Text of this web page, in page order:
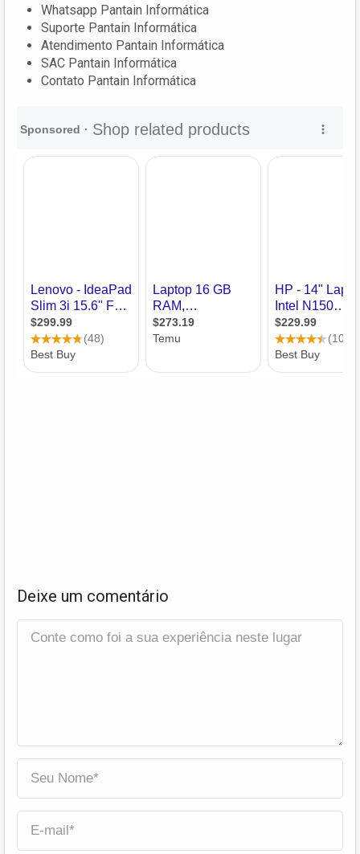
Whatsapp Pantain Informática
Suporte Pantain Informática
Atendimento Pantain Informática
SAC Pantain Informática
Contato Pantain Informática
Deixe um comentário